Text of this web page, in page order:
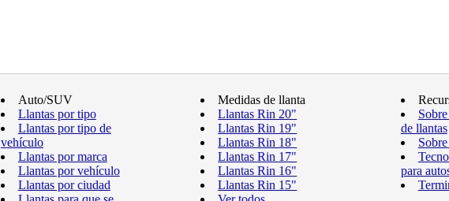
Auto/SUV
Llantas por tipo
Llantas por tipo de
vehículo
Llantas por marca
Llantas por vehículo
Llantas por ciudad
Medidas de llanta
Llantas Rin 20"
Llantas Rin 19"
Llantas Rin 18"
Llantas Rin 17"
Llantas Rin 16"
Llantas Rin 15"
de llantas
para